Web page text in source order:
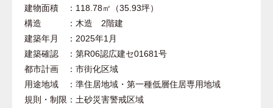
建物面積 ：118.78㎡（35.93坪）
構造 ：木造 2階建
建築年月 ：2025年1月
建築確認 ：第R06認広建セ01681号
都市計画 ：市街化区域
用途地域 ：準住居地域・第一種低層住居専用地域
規則・制限：土砂災害警戒区域